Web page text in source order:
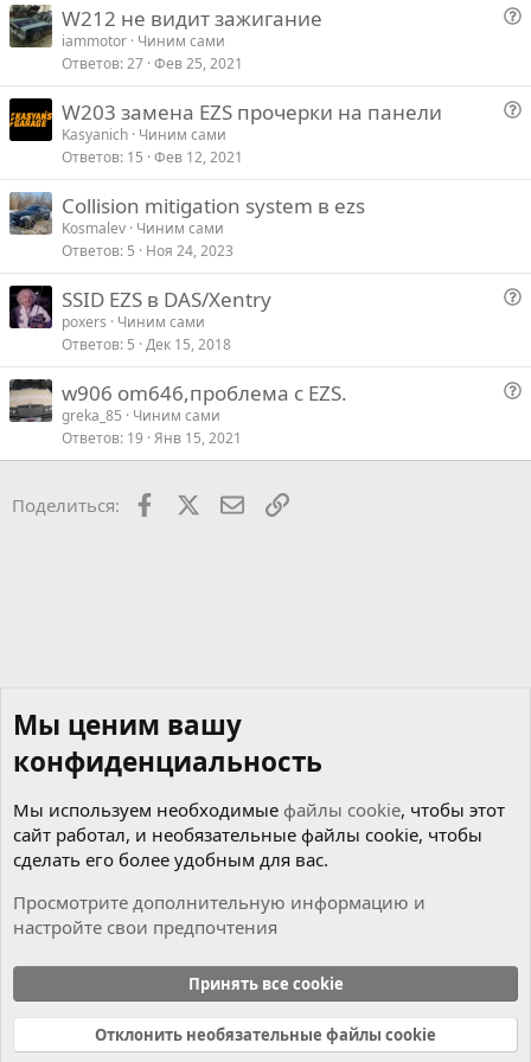
Verdana
В
р
о
W212 не видит зажигание
iammotor Чиним сами
Ответов 27 Фев 25, 2021
В
р
W203 замена EZS прочерки на панели
Kasyanich Чиним сами
Ответов 15 Фев 12, 2021
Collision mitigation system в ezs
Kosmalev Чиним сами
Ответов 5 Ноя 24, 2023
В
р
о
SSID EZS в DAS/Xentry
poxers
Чиним сами
Ответов 5 Дек 15, 2018
В
р
w906 om646,проблема с EZS.
greka_85
Чиним сами
Ответов 19 Янв 15, 2021
Поделиться: Facebook ПочтаСсылкой
Cookies
Russian (RU)
Связь с нами
Условия и правила
Политика конфиденциальности
Справка Главная R
Мы ценим вашу
конфиденциальность
Мы используем необходимые файлы cookie, чтобы этот
сайт работал, и необязательные файлы cookie, чтобы
сделать его более удобным для вас.
Просмотрите дополнительную информацию и
настройте свои предпочтения
Принять все cookie
Отклонить необязательные файлы cookie